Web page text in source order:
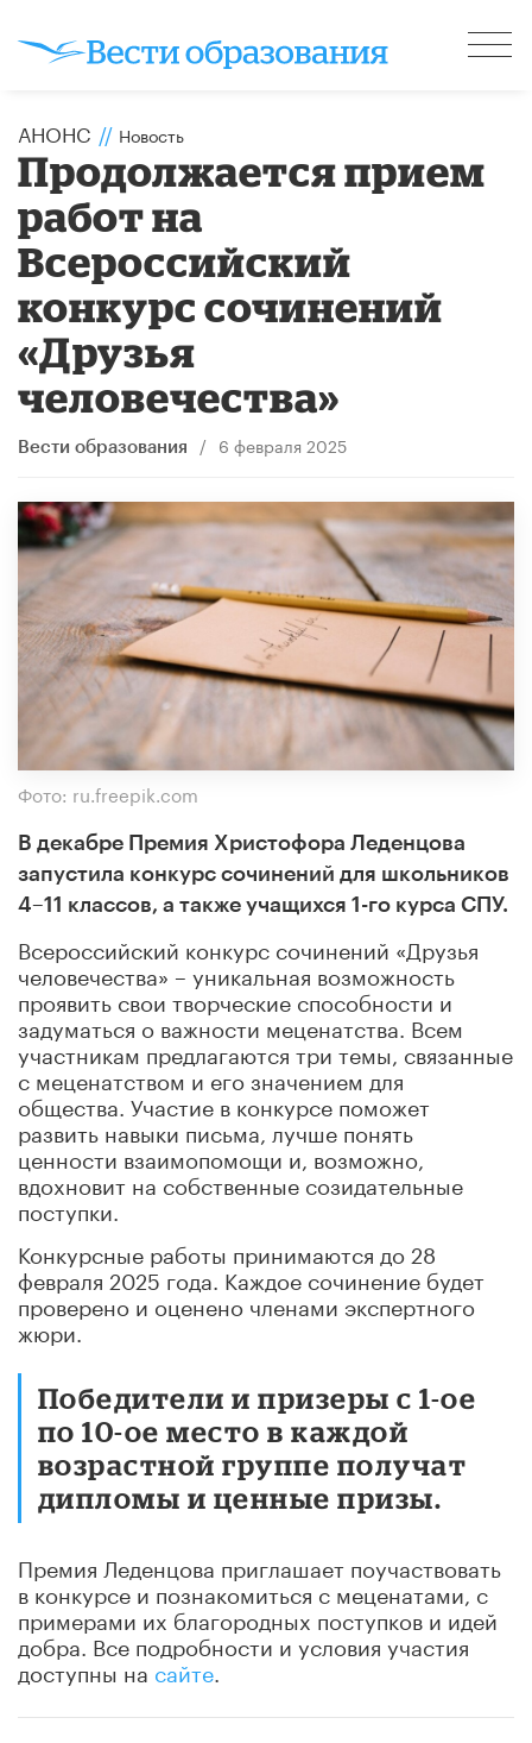
АНОНС // Новость
Продолжается прием
работ на
Всероссийский
конкурс сочинений
«Друзья
человечества»
Вести образования / 6 февраля 2025
Фото: ru.freepik.com
В декабре Премия Христофора Леденцова
запустила конкурс сочинений для школьников
4–11 классов, а также учащихся 1-го курса СПУ.
Всероссийский конкурс сочинений «Друзья
человечества» – уникальная возможность
проявить свои творческие способности и
задуматься о важности меценатства. Всем
участникам предлагаются три темы, связанные
с меценатством и его значением для
общества. Участие в конкурсе поможет
развить навыки письма, лучше понять
ценности взаимопомощи и, возможно,
вдохновит на собственные созидательные
поступки.
Конкурсные работы принимаются до 28
февраля 2025 года. Каждое сочинение будет
проверено и оценено членами экспертного
жюри.
Победители и призеры с 1-ое
по 10-ое место в каждой
возрастной группе получат
дипломы и ценные призы.
Премия Леденцова приглашает поучаствовать
в конкурсе и познакомиться с меценатами, с
примерами их благородных поступков и идей
добра. Все подробности и условия участия
доступны на сайте